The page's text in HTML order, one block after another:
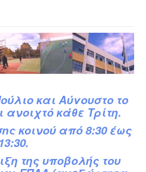
και Αύγουστο το
κάθε Τρίτη.
κοινού από 8:30 έως
13:30.
της υποβολής του